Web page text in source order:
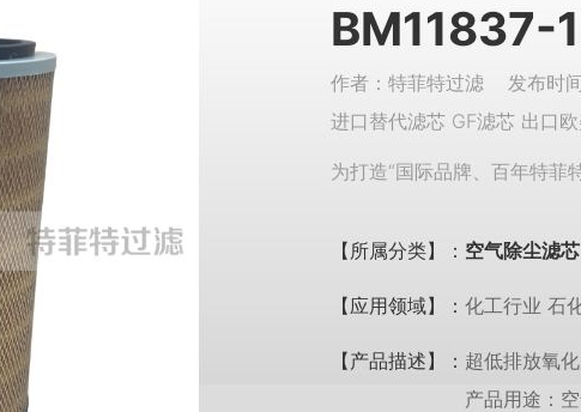
BM11837-
作者：特菲特过滤 发布时
进口替代滤芯 GF滤芯 出口
为打造“国际品牌、百年特菲
【所属分类】： 空气除尘滤芯
【应用领域】： 化工行业 石
【产品描述】： 超低排放氧
产品用途：